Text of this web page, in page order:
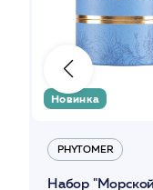
Новинка
PHYTOMER
Набор